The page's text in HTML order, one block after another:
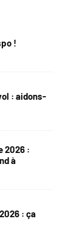
!
: aidons-
2026 :
à
: ça